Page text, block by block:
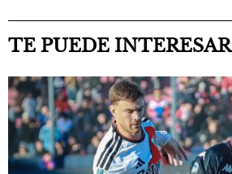
TE PUEDE INTERESAR